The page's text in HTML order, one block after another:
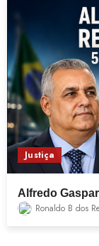
Justiça
Alfredo
Ronaldo B dos